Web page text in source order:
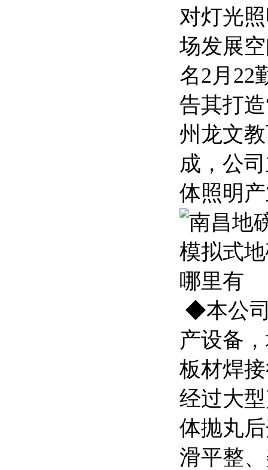
对灯光
场发展
名2月22
告其打
州龙文
成，公
体照明
◆本公
产设备
板材焊
经过大
体抛丸
滑平整